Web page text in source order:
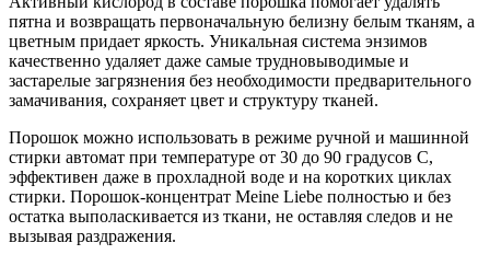
пятна и возвращать первоначальную белизну белым тканям, а
цветным придает яркость. Уникальная система энзимов
качественно удаляет даже самые трудновыводимые и
застарелые загрязнения без необходимости предварительного
замачивания, сохраняет цвет и структуру тканей.
Порошок можно использовать в режиме ручной и машинной
стирки автомат при температуре от 30 до 90 градусов С,
эффективен даже в прохладной воде и на коротких циклах
стирки. Порошок-концентрат Meine Liebe полностью и без
остатка выполаскивается из ткани, не оставляя следов и не
вызывая раздражения.